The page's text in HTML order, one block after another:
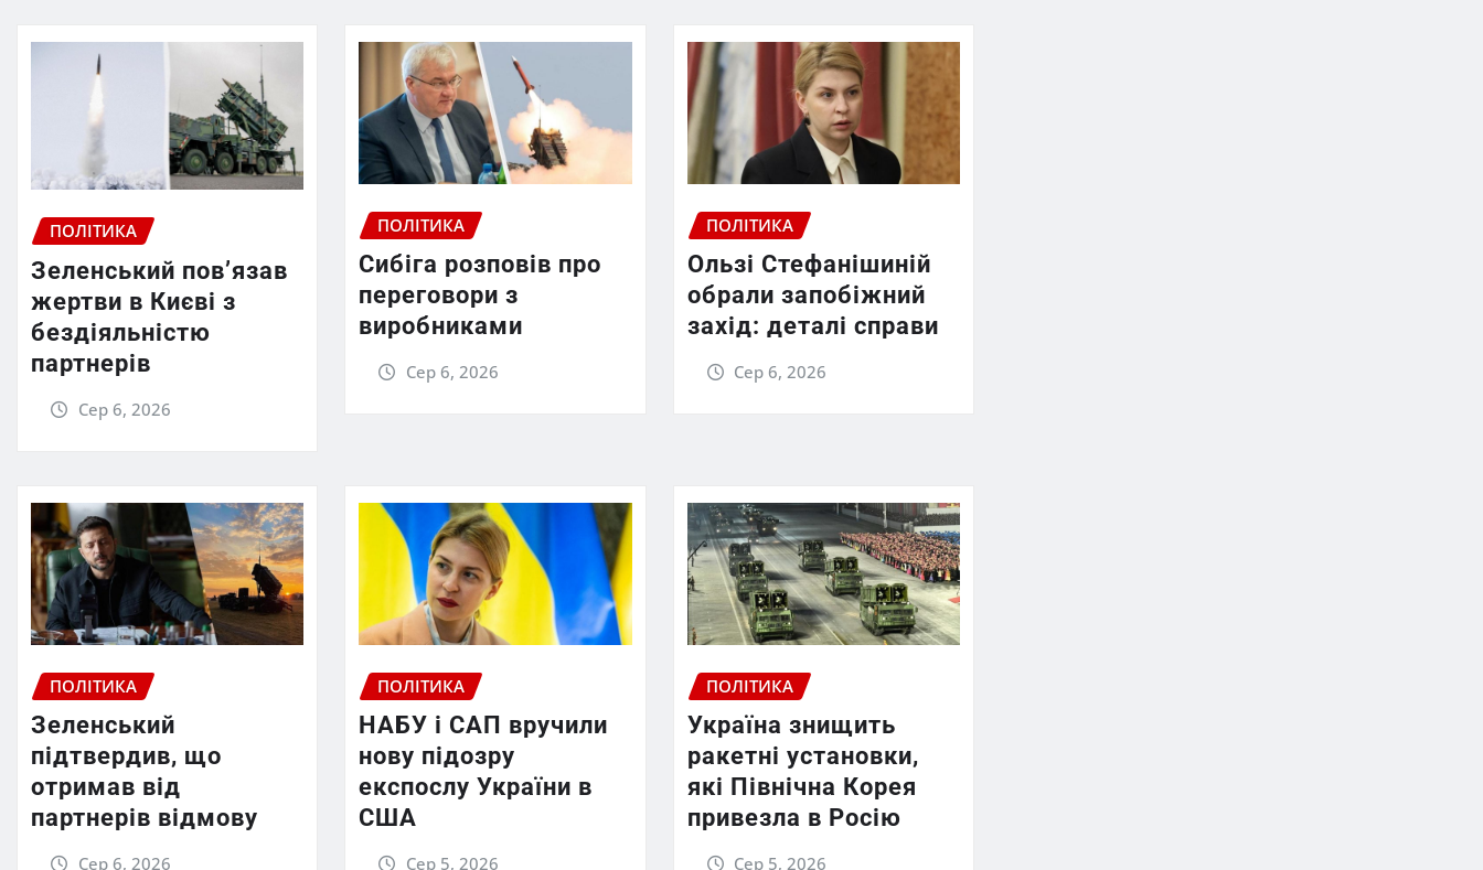
ПОЛІТИКА
Зеленський пов’язав
жертви в Києві з
бездіяльністю
партнерів
Сер 6, 2026
ПОЛІТИКА
Сибіга розповів про
переговори з
виробниками
Сер 6, 2026
ПОЛІТИКА
Ользі Стефанішиній
обрали запобіжний
захід: деталі справи
Сер 6, 2026
ПОЛІТИКА
Зеленський
підтвердив, що
отримав від
партнерів відмову
Сер 6, 2026
ПОЛІТИКА
НАБУ і САП вручили
нову підозру
експослу України в
США
Сер 5, 2026
ПОЛІТИКА
Україна знищить
ракетні установки,
які Північна Корея
привезла в Росію
Сер 5, 2026